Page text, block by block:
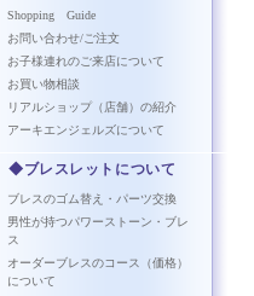
Shopping Guide
お問い合わせ/ご注文
お子様連れのご来店について
お買い物相談
リアルショップ（店舗）の紹介
アーキエンジェルズについて
◆ブレスレットについて
ブレスのゴム替え・パーツ交換
男性が持つパワーストーン・ブレ
ス
オーダーブレスのコース（価格）
について